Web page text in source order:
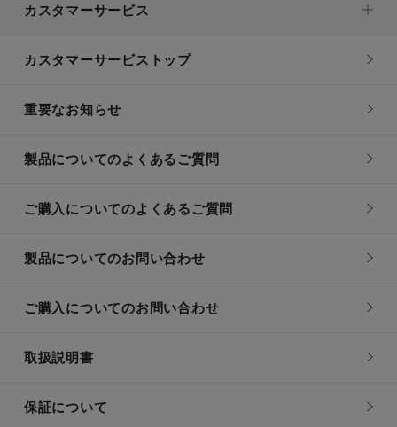
カスタマーサービス
カスタマーサービストップ
重要なお知らせ
製品についてのよくあるご質問
ご購入についてのよくあるご質問
製品についてのお問い合わせ
ご購入についてのお問い合わせ
取扱説明書
保証について